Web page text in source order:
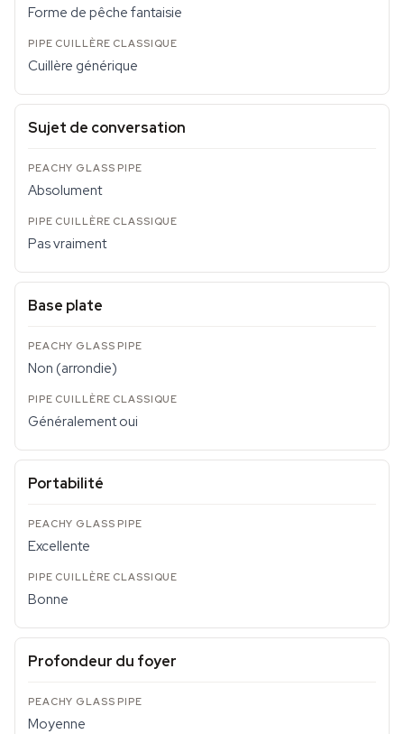
Forme de pêche fantaisie
Cuillère générique
Sujet de conversation
Absolument
Pas vraiment
Base plate
Non (arrondie)
Généralement oui
Portabilité
Excellente
Bonne
Profondeur du foyer
Moyenne